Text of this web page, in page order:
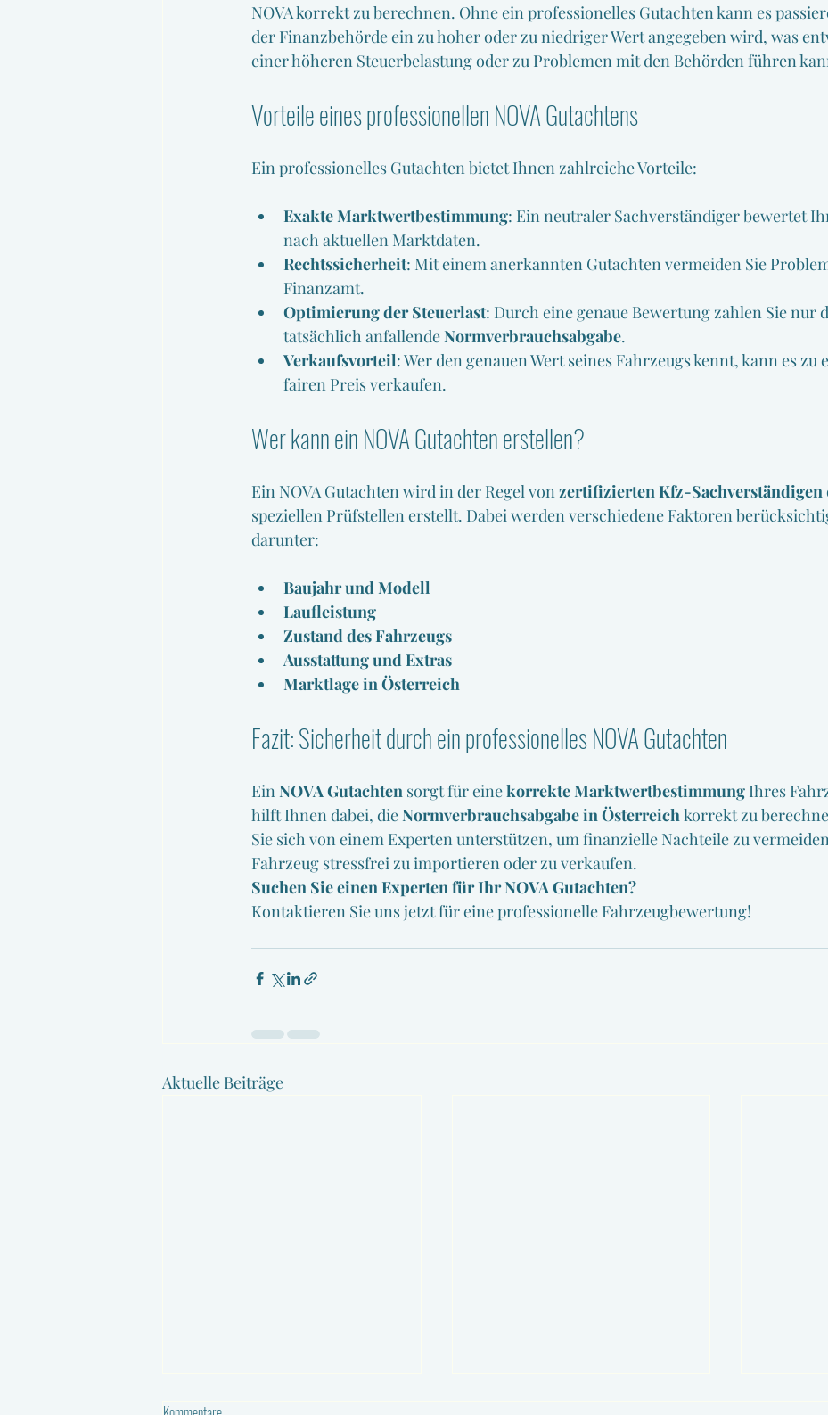
NOVA korrekt zu berechnen. Ohne ein professionelles Gutachten kann es
der Finanzbehörde ein zu hoher oder zu niedriger Wert angegeben wird, was
einer höheren Steuerbelastung oder zu Problemen mit den Behörden führen
Vorteile eines professionellen NOVA Gutachtens
Ein professionelles Gutachten bietet Ihnen zahlreiche Vorteile:
Exakte Marktwertbestimmung: Ein neutraler Sachverständiger bewertet
nach aktuellen Marktdaten.
Rechtssicherheit: Mit einem anerkannten Gutachten vermeiden Sie
Finanzamt.
Optimierung der Steuerlast: Durch eine genaue Bewertung zahlen Sie nur
tatsächlich anfallende Normverbrauchsabgabe.
Verkaufsvorteil: Wer den genauen Wert seines Fahrzeugs kennt, kann es zu
fairen Preis verkaufen.
Wer kann ein NOVA Gutachten erstellen?
Ein NOVA Gutachten wird in der Regel von zertifizierten Kfz-Sachverständigen
speziellen Prüfstellen erstellt. Dabei werden verschiedene Faktoren
darunter:
Baujahr und Modell
Laufleistung
Zustand des Fahrzeugs
Ausstattung und Extras
Marktlage in Österreich
Fazit: Sicherheit durch ein professionelles NOVA Gutachten
Ein NOVA Gutachten sorgt für eine korrekte Marktwertbestimmung Ihres
hilft Ihnen dabei, die Normverbrauchsabgabe in Österreich korrekt zu
Sie sich von einem Experten unterstützen, um finanzielle Nachteile zu
Fahrzeug stressfrei zu importieren oder zu verkaufen.
Suchen Sie einen Experten für Ihr NOVA Gutachten?
Kontaktieren Sie uns jetzt für eine professionelle Fahrzeugbewertung!
Aktuelle Beiträge